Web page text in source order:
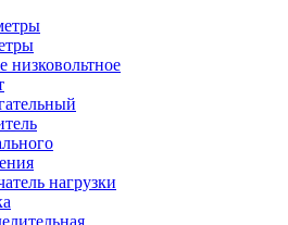
низковольтное
нагрузки